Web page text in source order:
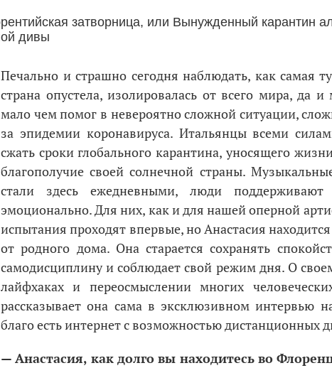
Печально и страшно сегодня наблюдать, как самая
страна опустела, изолировалась от всего мира, да
мало чем помог в невероятно сложной ситуации,
за эпидемии коронавируса. Итальянцы всеми
сжать сроки глобального карантина, уносящего
благополучие своей солнечной страны.
стали здесь ежедневными, люди поддерживают
эмоционально. Для них, как и для нашей оперной
испытания проходят впервые, но Анастасия
от родного дома. Она старается сохранять
самодисциплину и соблюдает свой режим дня. О
лайфхаках и переосмыслении многих
рассказывает она сама в эксклюзивном интервью
благо есть интернет с возможностью дистанционных
— Анастасия, как долго вы находитесь во